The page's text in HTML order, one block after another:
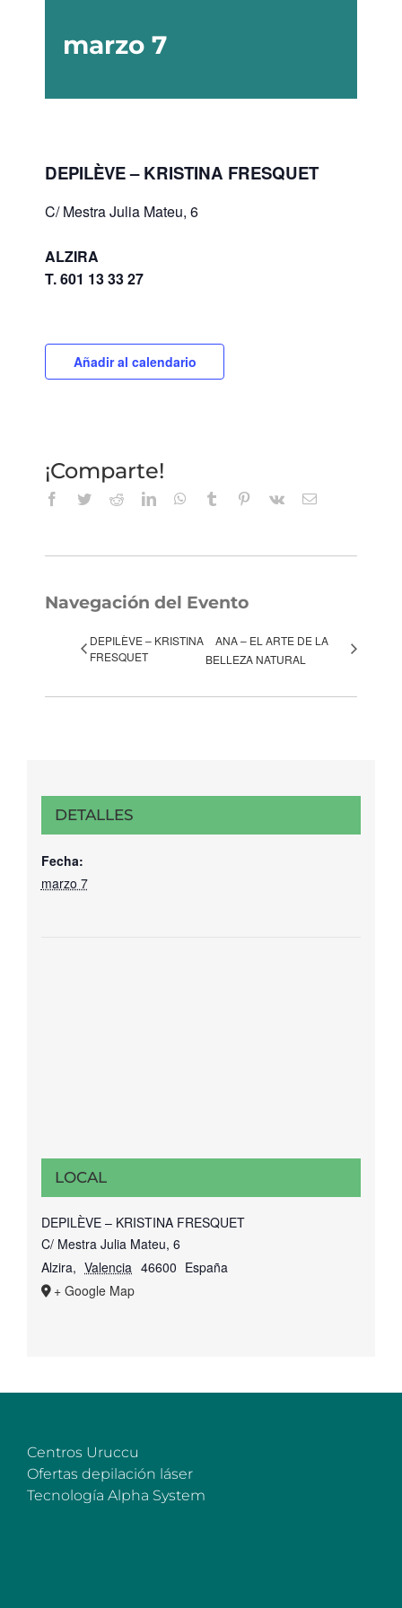
marzo 7
DEPILÈVE – KRISTINA FRESQUET
C/ Mestra Julia Mateu, 6
ALZIRA
T. 601 13 33 27
Añadir al calendario
¡Comparte!
Facebook
TwitterRedditLinkedInWhatsApp
Tumblr Pinterest
Vk
Correo
Navegación del Evento
DEPILÈVE – KRISTINA
FRESQUET
ANA – EL ARTE DE LA
BELLEZA NATURAL
DETALLES
Fecha:
marzo 7
LOCAL
DEPILÈVE – KRISTINA FRESQUET
C/ Mestra Julia Mateu, 6
Alzira, Valencia 46600 España
+ Google Map
Centros Uruccu
Ofertas depilación láser
Tecnología Alpha System